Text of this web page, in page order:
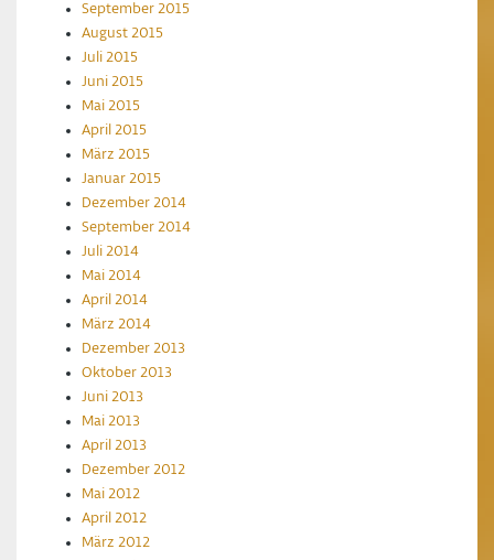
September 2015
August 2015
Juli 2015
Juni 2015
Mai 2015
April 2015
März 2015
Januar 2015
Dezember 2014
September 2014
Juli 2014
Mai 2014
April 2014
März 2014
Dezember 2013
Oktober 2013
Juni 2013
Mai 2013
April 2013
Dezember 2012
Mai 2012
April 2012
März 2012